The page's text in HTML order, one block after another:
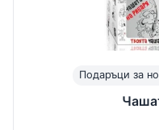
Подаръци за